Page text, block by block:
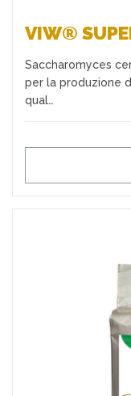
VIW®
Saccharomyces
per la produzione
qual…